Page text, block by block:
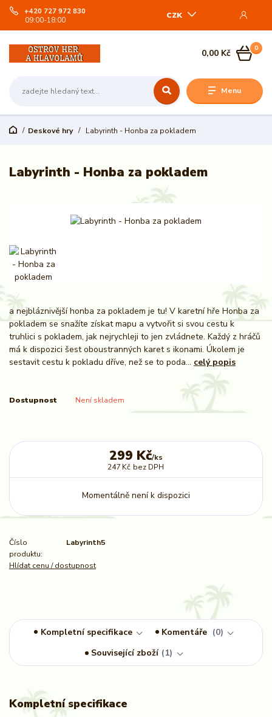
Menu
CZK
+420 727 972 830
09:00-18:00
0
0,00 Kč
Deskové hry Labyrinth - Honba za pokladem
Labyrinth - Honba za pokladem
a nejbláznivější honba za pokladem je tu! V karetní hře Honba za
pokladem se snažíte získat mapu a vytvořit si svou cestu k
truhlici s pokladem, jak nejrychleji to jen zvládnete. Každý z hráčů
má k dispozici šest oboustranných karet s ikonami. Úkolem je
sestavit cestu k pokladu dříve, než se to poda... celý popis
Dostupnost Není skladem
299 Kč/ks
247 Kč bez DPH
Momentálně není k dispozici
Číslo
produktu:
Labyrinth5
Hlídat cenu / dostupnost
Kompletní specifikace Komentáře
0
Související zboží
1
Kompletní specifikace